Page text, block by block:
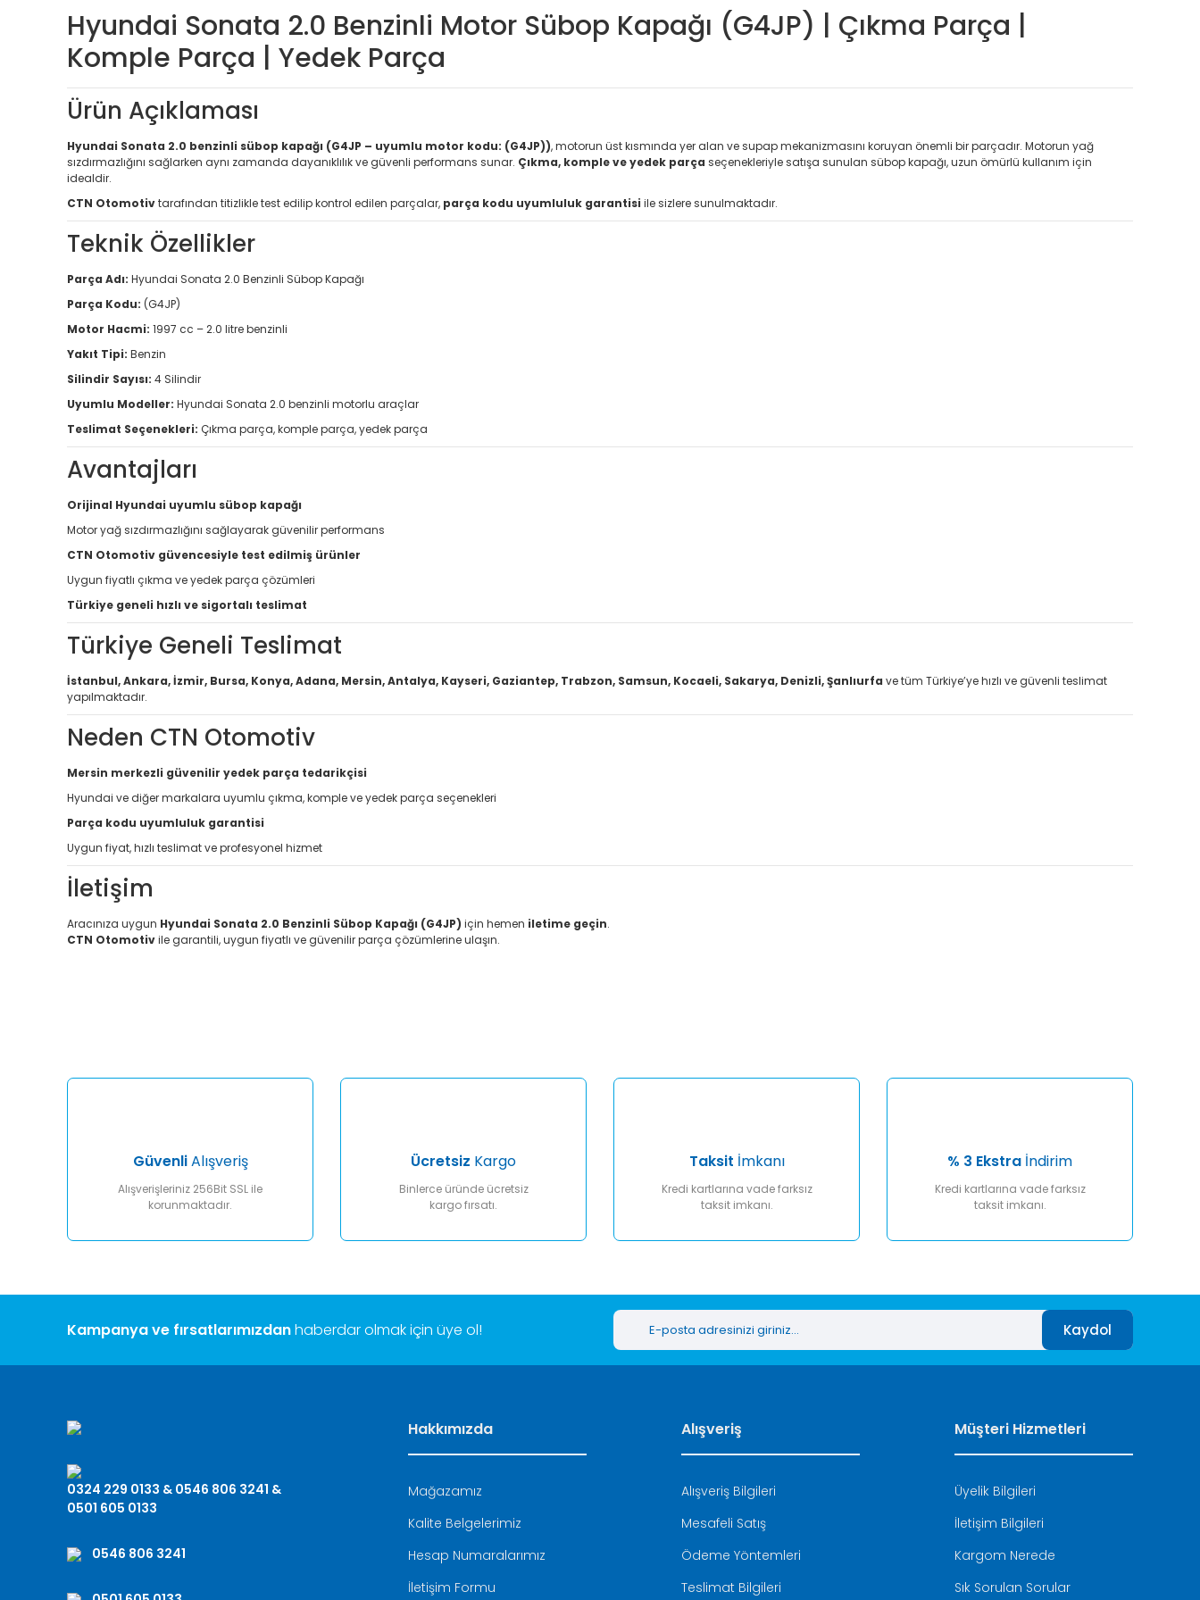
Hyundai Sonata 2.0 Benzinli Motor Sübop Kapağı (G4JP) | Çıkma Parça |
Komple Parça | Yedek Parça
Ürün Açıklaması
Hyundai Sonata 2.0 benzinli sübop kapağı (G4JP – uyumlu motor kodu: (G4JP)), motorun üst kısmında yer alan ve supap mekanizmasını koruyan önemli bir parçadır. Motorun yağ
sızdırmazlığını sağlarken aynı zamanda dayanıklılık ve güvenli performans sunar. Çıkma, komple ve yedek parça seçenekleriyle satışa sunulan sübop kapağı, uzun ömürlü kullanım için
idealdir.
CTN Otomotivtarafından titizlikle test edilip kontrol edilen parçalar, parça kodu uyumluluk garantisi ile sizlere sunulmaktadır.
Teknik Özellikler
Parça Adı: Hyundai Sonata 2.0 Benzinli Sübop Kapağı
Parça Kodu: (G4JP)
Motor Hacmi: 1997 cc – 2.0 litre benzinli
Yakıt Tipi: Benzin
Silindir Sayısı: 4 Silindir
Uyumlu Modeller: Hyundai Sonata 2.0 benzinli motorlu araçlar
Teslimat Seçenekleri: Çıkma parça, komple parça, yedek parça
Avantajları
Orijinal Hyundai uyumlu sübop kapağı
Motor yağ sızdırmazlığını sağlayarak güvenilir performans
CTN Otomotiv güvencesiyle test edilmiş ürünler
Uygun fiyatlı çıkma ve yedek parça çözümleri
Türkiye geneli hızlı ve sigortalı teslimat
Türkiye Geneli Teslimat
İstanbul, Ankara, İzmir, Bursa, Konya, Adana, Mersin, Antalya, Kayseri, Gaziantep, Trabzon, Samsun, Kocaeli, Sakarya, Denizli, Şanlıurfa ve tüm Türkiye’ye hızlı ve güvenli teslimat
yapılmaktadır.
Neden CTN Otomotiv
Mersin merkezli güvenilir yedek parça tedarikçisi
Hyundai ve diğer markalara uyumlu çıkma, komple ve yedek parça seçenekleri
Parça kodu uyumluluk garantisi
Uygun fiyat, hızlı teslimat ve profesyonel hizmet
İletişim
Aracınıza uygun Hyundai Sonata 2.0 Benzinli Sübop Kapağı (G4JP) için hemen iletime geçin.
CTN Otomotivile garantili, uygun fiyatlı ve güvenilir parça çözümlerine ulaşın.
Ürün bilgilerinde hatalar bulunuyor.
Gönder
GüvenliAlışveriş
Alışverişleriniz 256Bit SSL ile
korunmaktadır.
Ücretsiz Kargo
Binlerce üründe ücretsiz
kargo fırsatı.
Taksit İmkanı
Kredi kartlarına vade farksız
taksit imkanı.
% 3 Ekstra İndirim
Kredi kartlarına vade farksız
taksit imkanı.
Kampanya ve fırsatlarımızdanhaberdar olmak için üye ol! Kaydol
0324 229 0133 & 0546 806 3241 &
0501 605 0133
0546 806 3241
Hakkımızda
Mağazamız
Kalite Belgelerimiz
Hesap Numaralarımız
İletişim Formu
Alışveriş
Alışveriş Bilgileri
Mesafeli Satış
Ödeme Yöntemleri
Teslimat Bilgileri
Müşteri Hizmetleri
Üyelik Bilgileri
İletişim Bilgileri
Kargom Nerede
Sık Sorulan Sorular